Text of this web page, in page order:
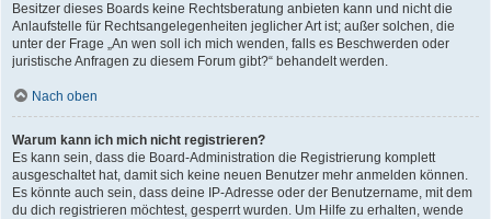
Besitzer dieses Boards keine Rechtsberatung anbieten kann und nicht die
Anlaufstelle für Rechtsangelegenheiten jeglicher Art ist; außer solchen, die
unter der Frage „An wen soll ich mich wenden, falls es Beschwerden oder
juristische Anfragen zu diesem Forum gibt?“ behandelt werden.
Nach oben
Warum kann ich mich nicht registrieren?
Es kann sein, dass die Board-Administration die Registrierung komplett
ausgeschaltet hat, damit sich keine neuen Benutzer mehr anmelden können.
Es könnte auch sein, dass deine IP-Adresse oder der Benutzername, mit dem
du dich registrieren möchtest, gesperrt wurden. Um Hilfe zu erhalten, wende